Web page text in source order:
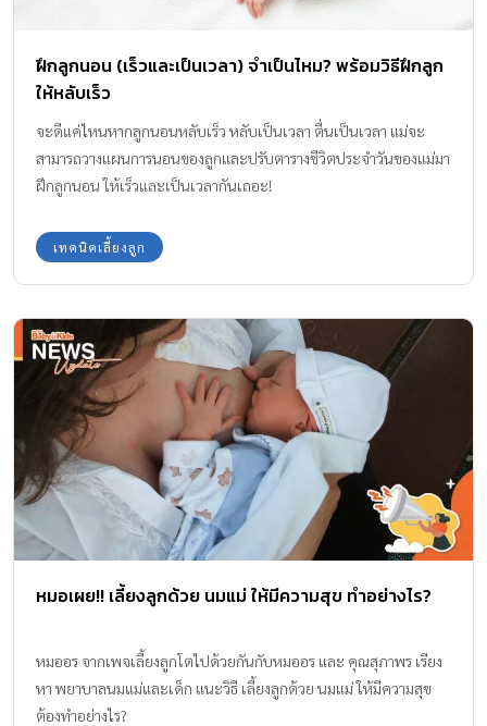
ฝึกลูกนอน (เร็วและเป็นเวลา) จำเป็นไหม? พร้อมวิธีฝึกลูก
ให้หลับเร็ว
จะดีแค่ไหนหากลูกนอนหลับเร็ว หลับเป็นเวลา ตื่นเป็นเวลา แม่จะ
สามารถวางแผนการนอนของลูกและปรับตารางชีวิตประจำวันของแม่มา
ฝึกลูกนอน ให้เร็วและเป็นเวลากันเถอะ!
เทคนิคเลี้ยงลูก
หมอเผย!! เลี้ยงลูกด้วย นมแม่ ให้มีความสุข ทำอย่างไร?
หมออร จากเพจเลี้ยงลูกโตไปด้วยกันกับหมออร และ คุณสุภาพร เรียง
หา พยาบาลนมแม่และเด็ก แนะวิธี เลี้ยงลูกด้วย นมแม่ ให้มีความสุข
ต้องทำอย่างไร?